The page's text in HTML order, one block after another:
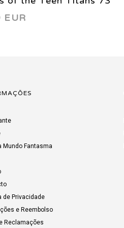
EUR
Mundo Fantasma
de Privacidade
e Reembolso
Reclamações